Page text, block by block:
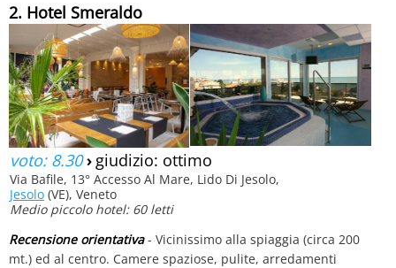
2. Hotel Smeraldo
voto: 8.30› giudizio: ottimo
Via Bafile, 13° Accesso Al Mare, Lido Di Jesolo,
Jesolo (VE), Veneto
Medio piccolo hotel: 60 letti
Recensione orientativa- Vicinissimo alla spiaggia (circa 200
mt.) ed al centro. Camere spaziose, pulite, arredamenti